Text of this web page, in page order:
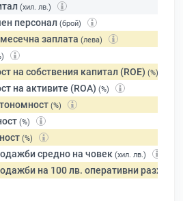
(хил. лв.)
персонал (брой)
заплата (лева)
на собствения капитал (ROE) (%)
на активите (ROA) (%)
(%)
(%)
(%)
средно на човек (хил. лв.)
на 100 лв. оперативни разходи